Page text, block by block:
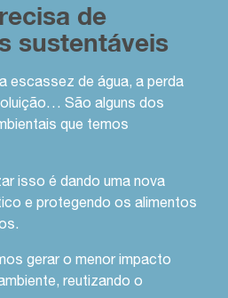
de
sustentáveis
escassez de água, a perda
São alguns dos
que temos
isso é dando uma nova
e protegendo os alimentos
gerar o menor impacto
reutizando o